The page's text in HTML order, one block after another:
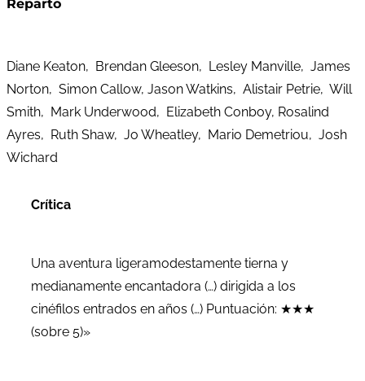
Reparto
Diane Keaton, Brendan Gleeson, Lesley Manville, James
Norton, Simon Callow, Jason Watkins, Alistair Petrie, Will
Smith, Mark Underwood, Elizabeth Conboy, Rosalind
Ayres, Ruth Shaw, Jo Wheatley, Mario Demetriou, Josh
Wichard
Crítica
Una aventura ligeramodestamente tierna y
medianamente encantadora (…) dirigida a los
cinéfilos entrados en años (…) Puntuación: ★★★
(sobre 5)»